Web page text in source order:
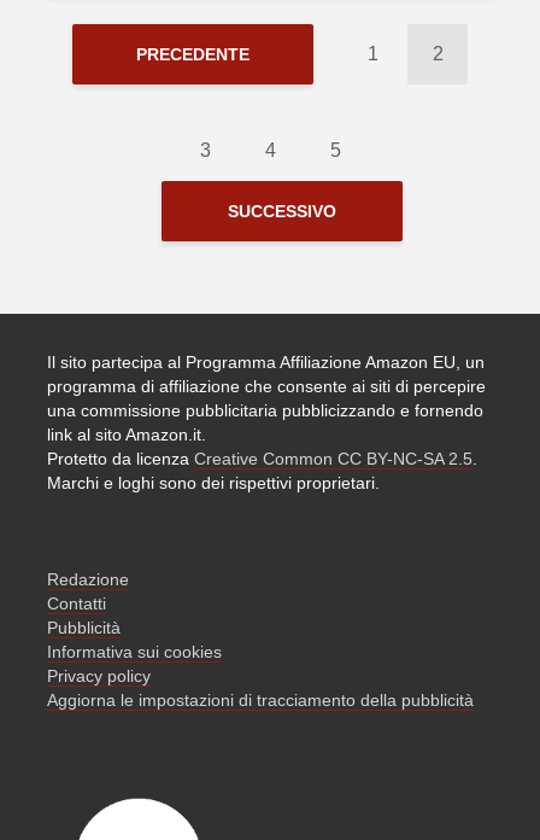
PRECEDENTE 1 2
3 4 5
SUCCESSIVO
Il sito partecipa al Programma Affiliazione Amazon EU, un
programma di affiliazione che consente ai siti di percepire
una commissione pubblicitaria pubblicizzando e fornendo
link al sito Amazon.it.
Protetto da licenza Creative Common CC BY-NC-SA 2.5
Marchi e loghi sono dei rispettivi proprietari.
Redazione
Contatti
Pubblicità
Informativa sui cookies
Privacy policy
Aggiorna le impostazioni di tracciamento della pubblicità